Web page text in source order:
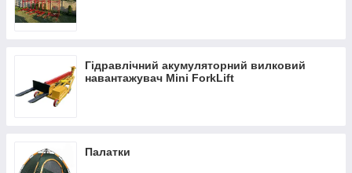
Гідравлічний акумуляторний вилковий
навантажувач Mini ForkLift
Палатки